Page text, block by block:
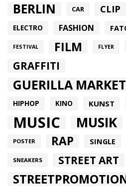
BERLIN CAR CLIP
ELECTRO FASHION
FESTIVAL FILM FLYER
GRAFFITI
GUERILLA
HIPHOP KINO KUNST
MUSIC MUSIK
POSTER RAP SINGLE
SNEAKERS STREET ART